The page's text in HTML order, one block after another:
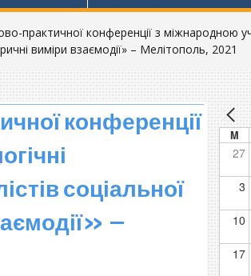
практичної конференції з міжнародною
виміри взаємодії» – Мелітополь, 2021
конференції
соціальної
–
M
27
3
10
17